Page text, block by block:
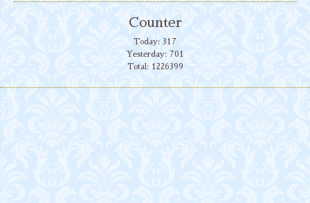
Counter
Today: 317
Yesterday: 701
Total: 1226399